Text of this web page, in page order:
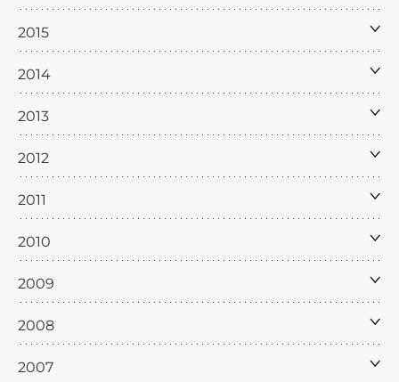
2015
2014
2013
2012
2011
2010
2009
2008
2007